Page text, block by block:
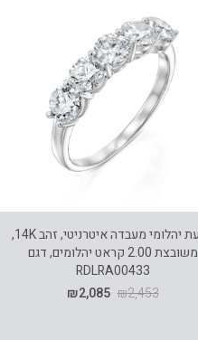
טבעת יהלומי מעבדה איטרניטי, זהב 14K,
משובצת 2.00 קראט יהלומים, דגם
RDLRA00433
₪2,453
₪2,085